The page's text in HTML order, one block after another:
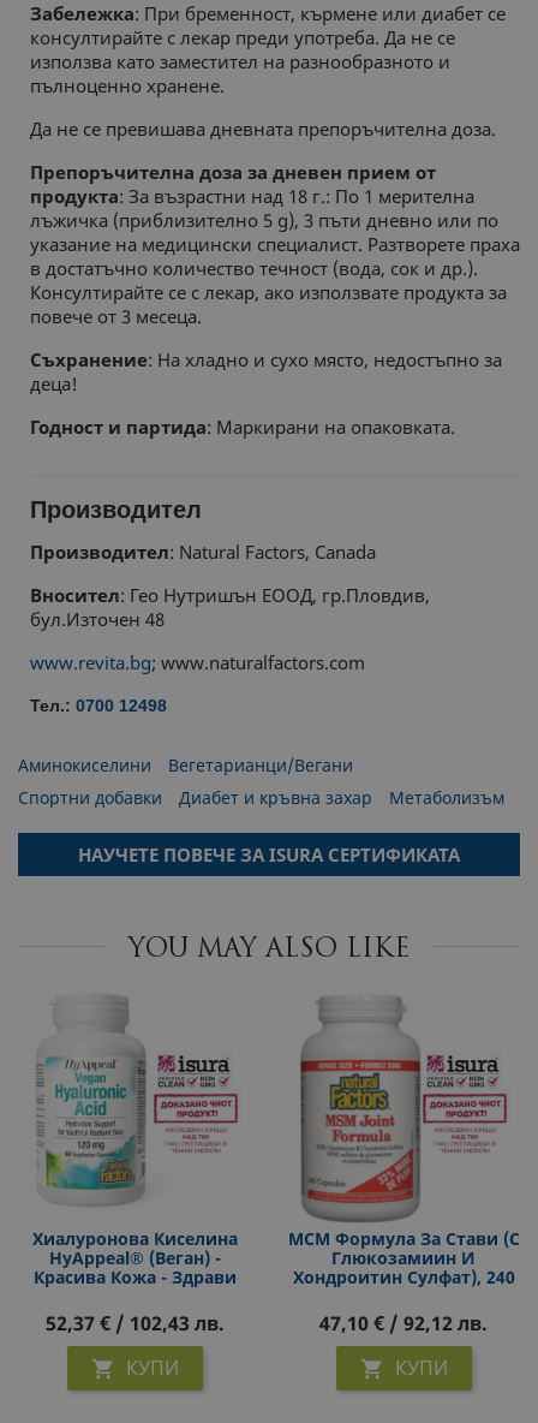
Забележка: При бременност, кърмене или диабет се
консултирайте с лекар преди употреба. Да не се
използва като заместител на разнообразното и
пълноценно хранене.
Да не се превишава дневната препоръчителна доза.
Препоръчителна доза за дневен прием от
продукта: За възрастни над 18 г.: По 1 мерителна
лъжичка (приблизително 5 g), 3 пъти дневно или по
указание на медицински специалист. Разтворете праха
в достатъчно количество течност (вода, сок и др.).
Консултирайте се с лекар, ако използвате продукта за
повече от 3 месеца.
Съхранение: На хладно и сухо място, недостъпно за
деца!
Годност и партида: Маркирани на опаковката.
Производител
Производител: Natural Factors, Canada
Вносител: Гео Нутришън ЕООД, гр.Пловдив,
бул.Източен 48
www.revita.bg; www.naturalfactors.com
Тел.: 0700 12498
Аминокиселини
Вегетарианци/Вегани
Спортни добавки
Диабет и кръвна захар Метаболизъм
НАУЧЕТЕ ПОВЕЧЕ ЗА ISURA СЕРТИФИКАТА
YOU MAY ALSO LIKE
Хиалуронова Киселина
HyAppeal® (веган) -
Красива Кожа - Здрави
Капсули
52,37 € / 102,43 лв.
 КУПИ
МСМ Формула За Стави (с
Глюкозамиин И
Хондроитин Сулфат), 240
47,10 € / 92,12 лв.
 КУПИ